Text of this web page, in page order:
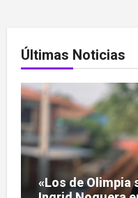
Últimas Noticias
«Los de Olimpia